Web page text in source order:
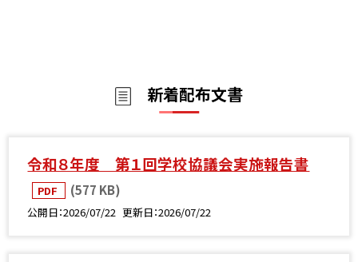
新着配布文書
令和８年度 第１回学校協議会実施報告書
PDF (577 KB)
公開日 2026/07/22 更新日 2026/07/22